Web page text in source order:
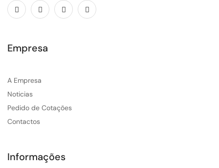
Empresa
A Empresa
Noticias
Pedido de Cotações
Contactos
Informações